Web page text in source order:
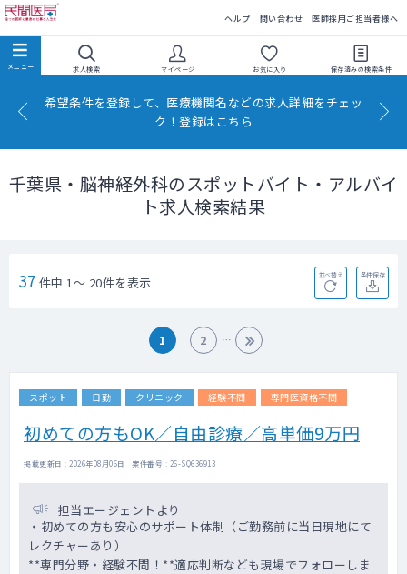
ヘルプ 問い合わせ 医師採用ご担当者様へ
求人検索 マイページ お気に入り 保存済みの検索条件
希望条件を登録して、医療機関名などの求人詳細をチェッ
ク！登録はこちら
千葉県・脳神経外科のスポットバイト・アルバイ
ト求人検索結果
37 件中 1～ 20件を表示 並べ替え 条件保存
1 2
スポット 日勤 クリニック 経験不問 専門医資格不問
初めての方もOK／自由診療／高単価9万円
掲載更新日 : 2026年08月06日 案件番号 : 26-SQ636913
担当エージェントより
・初めての方も安心のサポート体制（ご勤務前に当日現地にて
レクチャーあり）
**専門分野・経験不問！**適応判断なども現場でフォローしま